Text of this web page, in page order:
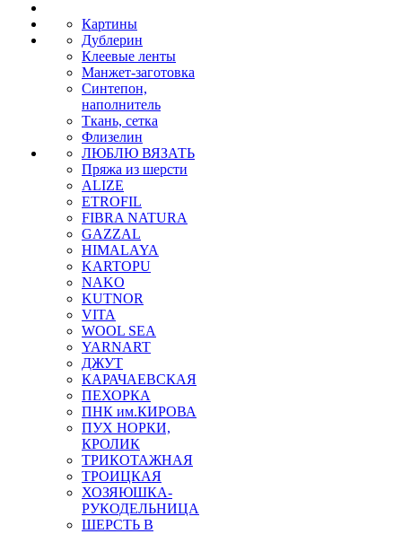
Картины
Дублерин
Клеевые ленты
Манжет-заготовка
Синтепон,
наполнитель
Ткань, сетка
Флизелин
ЛЮБЛЮ ВЯЗАТЬ
Пряжа из шерсти
ALIZE
ETROFIL
FIBRA NATURA
GAZZAL
HIMALAYA
KARTOPU
NAKO
KUTNOR
VITA
WOOL SEA
YARNART
ДЖУТ
КАРАЧАЕВСКАЯ
ПЕХОРКА
ПНК им.КИРОВА
ПУХ НОРКИ,
КРОЛИК
ТРИКОТАЖНАЯ
ТРОИЦКАЯ
ХОЗЯЮШКА-
РУКОДЕЛЬНИЦА
ШЕРСТЬ В